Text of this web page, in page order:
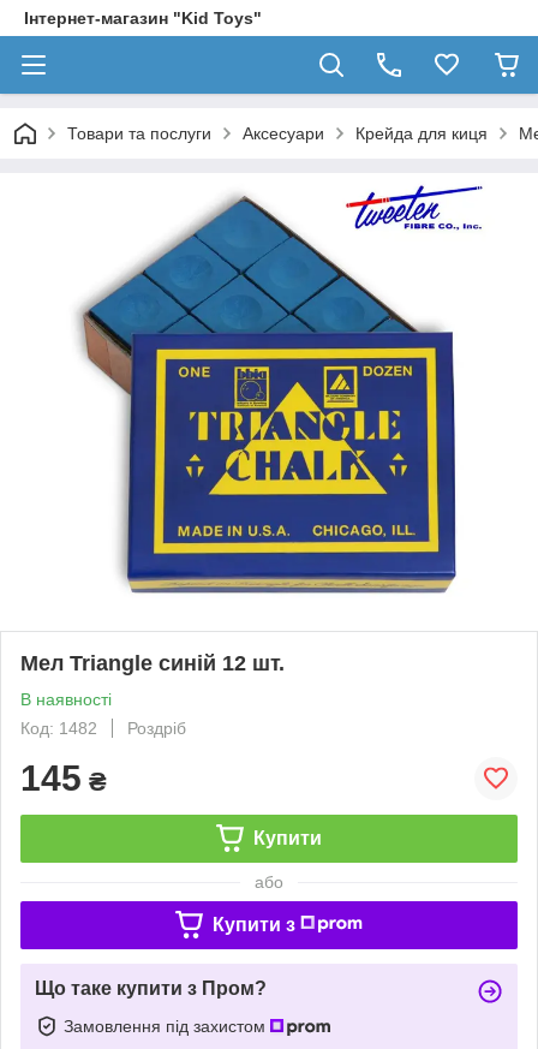
Інтернет-магазин "Kid Toys"
Товари та послуги Аксесуари Крейда для киця
Мел Triangle синій 12 шт.
В наявності
Код: 1482
Роздріб
145 ₴
Купити
або
Купити з
Що таке купити з Пром?
Замовлення під захистом